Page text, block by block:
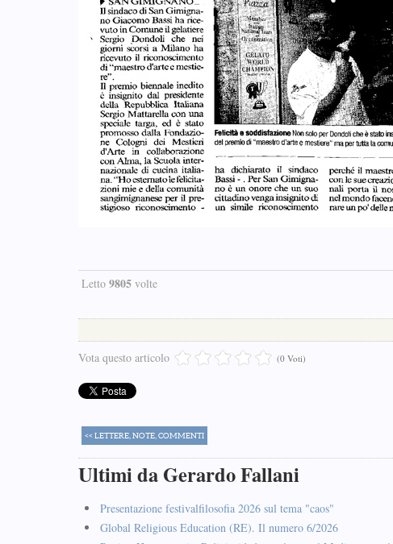
Letto 9805 volte
Vota questo articolo (0 Voti)
<< LETTERE, NOTE, COMMENTI
Ultimi da Gerardo Fallani
Presentazione festivalfilosofia 2026 sul tema "caos"
Global Religious Education (RE). Il numero 6/2026